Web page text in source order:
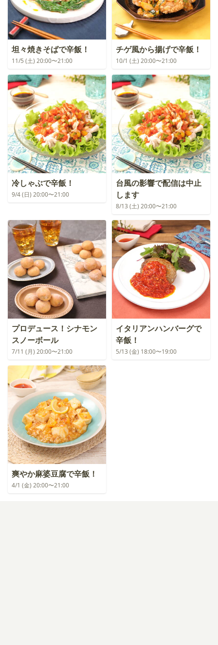
坦々焼きそばで辛飯！
11/5 (土) 20:00〜21:00
チゲ風から揚げで辛飯！
10/1 (土) 20:00〜21:00
冷しゃぶで辛飯！
9/4 (日) 20:00〜21:00
台風の影響で配信は中止
します
8/13 (土) 20:00〜21:00
プロデュース！シナモン
スノーボール
7/11 (月) 20:00〜21:00
イタリアンハンバーグで
辛飯！
5/13 (金) 18:00〜19:00
爽やか麻婆豆腐で辛飯！
4/1 (金) 20:00〜21:00